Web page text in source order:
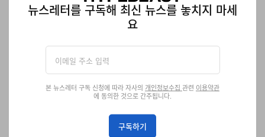
셰프 요시테루 이케가와, Torikaze Hong Kong에서
단 3일간의 한정 레지던시 진행
전설적인 야키토리 장인 요시테루 이케가와가 제자이자 헤드 셰프
인 마츠이 료와 함께 단 3일간 특별 야키토리 오마카세 코스를 선보
뉴스레터를 구독해 최신 뉴스를 놓치지 마세
요
본 뉴스레터 구독 신청에 따라 자사의 개인정보수집 관련 이용약관
에 동의한 것으로 간주됩니다.
구독하기